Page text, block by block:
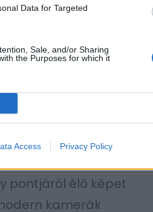
Data for Targeted
Sale, and/or Sharing
the Purposes for which it
Access Privacy Policy
kézzelfogható
okos otthonnal való
pedig soha
területén. Az
kamerák, amelyek
pontjáról élő képet
kamerák